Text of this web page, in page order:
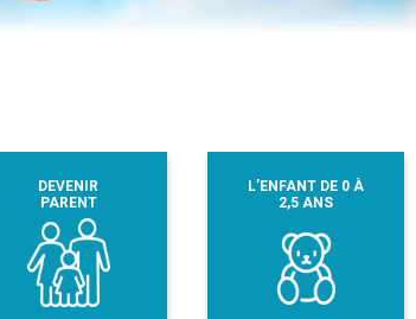
DEVENIR
PARENT
L’ENFANT DE 0 À
2,5 ANS